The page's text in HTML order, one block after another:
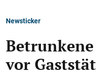
Newsticker
vor